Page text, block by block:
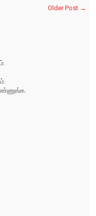
Older Post →